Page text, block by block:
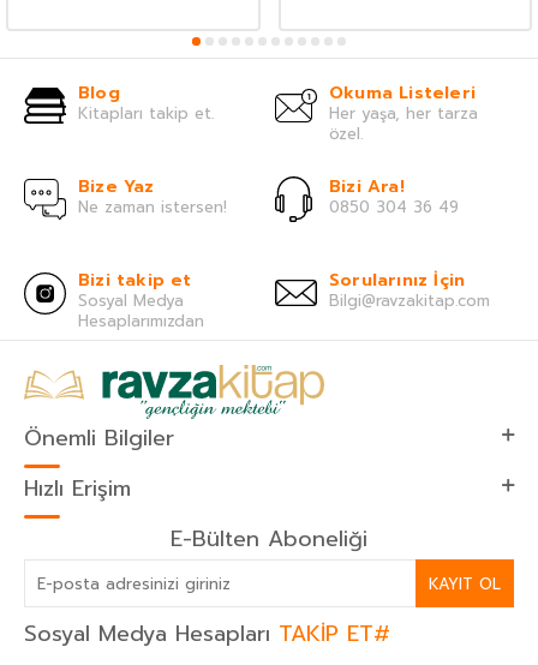
Blog
Kitapları takip et.
Okuma Listeleri
Her yaşa, her tarza
özel.
Bize Yaz
Ne zaman istersen!
Bizi Ara!
0850 304 36 49
Bizi takip et
Sosyal Medya
Hesaplarımızdan
Sorularınız İçin
Bilgi@ravzakitap.com
Önemli Bilgiler
Hızlı Erişim
E-Bülten Aboneliği
KAYIT OL
Sosyal Medya Hesapları TAKİP ET#